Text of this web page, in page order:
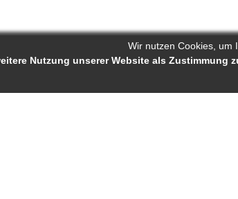
Wir nutzen Cookies, um
Nutzung unserer Website als Zustimmung